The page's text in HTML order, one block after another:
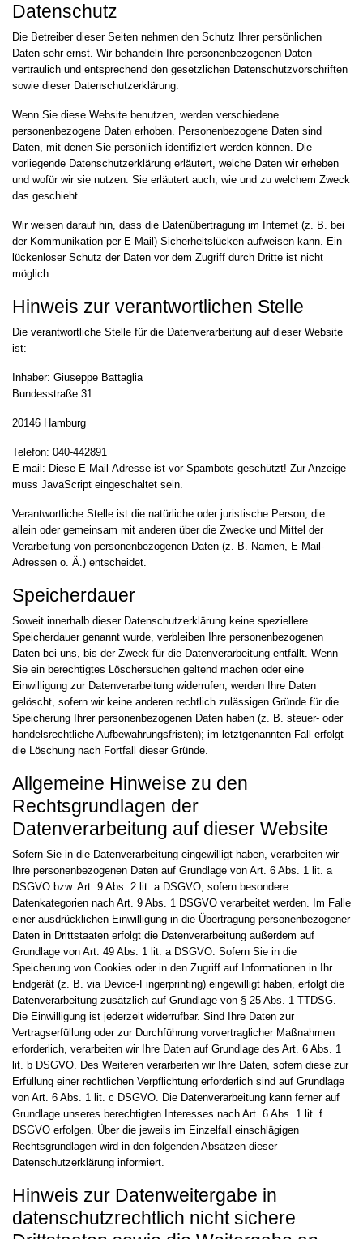
Datenschutz
Die Betreiber dieser Seiten nehmen den Schutz Ihrer persönlichen
Daten sehr ernst. Wir behandeln Ihre personenbezogenen Daten
vertraulich und entsprechend den gesetzlichen Datenschutzvorschriften
sowie dieser Datenschutzerklärung.
Wenn Sie diese Website benutzen, werden verschiedene
personenbezogene Daten erhoben. Personenbezogene Daten sind
Daten, mit denen Sie persönlich identifiziert werden können. Die
vorliegende Datenschutzerklärung erläutert, welche Daten wir erheben
und wofür wir sie nutzen. Sie erläutert auch, wie und zu welchem Zweck
das geschieht.
Wir weisen darauf hin, dass die Datenübertragung im Internet (z. B. bei
der Kommunikation per E-Mail) Sicherheitslücken aufweisen kann. Ein
lückenloser Schutz der Daten vor dem Zugriff durch Dritte ist nicht
möglich.
Hinweis zur verantwortlichen Stelle
Die verantwortliche Stelle für die Datenverarbeitung auf dieser Website
ist:
Inhaber: Giuseppe Battaglia
Bundesstraße 31
20146 Hamburg
Telefon: 040-442891
E-mail: Diese E-Mail-Adresse ist vor Spambots geschützt! Zur Anzeige
muss JavaScript eingeschaltet sein.
Verantwortliche Stelle ist die natürliche oder juristische Person, die
allein oder gemeinsam mit anderen über die Zwecke und Mittel der
Verarbeitung von personenbezogenen Daten (z. B. Namen, E-Mail-
Adressen o. Ä.) entscheidet.
Speicherdauer
Soweit innerhalb dieser Datenschutzerklärung keine speziellere
Speicherdauer genannt wurde, verbleiben Ihre personenbezogenen
Daten bei uns, bis der Zweck für die Datenverarbeitung entfällt. Wenn
Sie ein berechtigtes Löschersuchen geltend machen oder eine
Einwilligung zur Datenverarbeitung widerrufen, werden Ihre Daten
gelöscht, sofern wir keine anderen rechtlich zulässigen Gründe für die
Speicherung Ihrer personenbezogenen Daten haben (z. B. steuer- oder
handelsrechtliche Aufbewahrungsfristen); im letztgenannten Fall erfolgt
die Löschung nach Fortfall dieser Gründe.
Allgemeine Hinweise zu den
Rechtsgrundlagen der
Datenverarbeitung auf dieser Website
Sofern Sie in die Datenverarbeitung eingewilligt haben, verarbeiten wir
Ihre personenbezogenen Daten auf Grundlage von Art. 6 Abs. 1 lit. a
DSGVO bzw. Art. 9 Abs. 2 lit. a DSGVO, sofern besondere
Datenkategorien nach Art. 9 Abs. 1 DSGVO verarbeitet werden. Im Falle
einer ausdrücklichen Einwilligung in die Übertragung personenbezogener
Daten in Drittstaaten erfolgt die Datenverarbeitung außerdem auf
Grundlage von Art. 49 Abs. 1 lit. a DSGVO. Sofern Sie in die
Speicherung von Cookies oder in den Zugriff auf Informationen in Ihr
Endgerät (z. B. via Device-Fingerprinting) eingewilligt haben, erfolgt die
Datenverarbeitung zusätzlich auf Grundlage von § 25 Abs. 1 TTDSG.
Die Einwilligung ist jederzeit widerrufbar. Sind Ihre Daten zur
Vertragserfüllung oder zur Durchführung vorvertraglicher Maßnahmen
erforderlich, verarbeiten wir Ihre Daten auf Grundlage des Art. 6 Abs. 1
lit. b DSGVO. Des Weiteren verarbeiten wir Ihre Daten, sofern diese zur
Erfüllung einer rechtlichen Verpflichtung erforderlich sind auf Grundlage
von Art. 6 Abs. 1 lit. c DSGVO. Die Datenverarbeitung kann ferner auf
Grundlage unseres berechtigten Interesses nach Art. 6 Abs. 1 lit. f
DSGVO erfolgen. Über die jeweils im Einzelfall einschlägigen
Rechtsgrundlagen wird in den folgenden Absätzen dieser
Datenschutzerklärung informiert.
Hinweis zur Datenweitergabe in
datenschutzrechtlich nicht sichere